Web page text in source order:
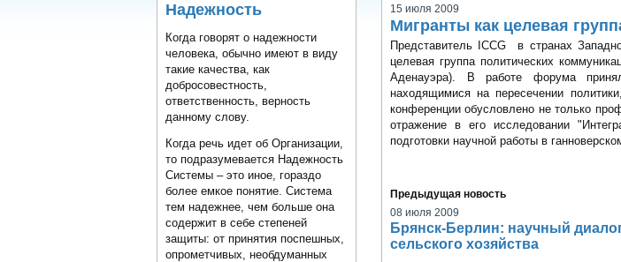
Надежность
Когда говорят о надежности
человека, обычно имеют в виду
такие качества, как
добросовестность,
ответственность, верность
данному слову.
Когда речь идет об Организации,
то подразумевается Надежность
Системы – это иное, гораздо
более емкое понятие. Система
тем надежнее, чем больше она
содержит в себе степеней
защиты: от принятия поспешных,
опрометчивых, необдуманных
15 июля 2009
Мигранты как целевая
Представитель ICCG в странах
целевая группа политических
Аденауэра). В работе форума
находящимися на пересечении
конференции обусловлено не только
отражение в его исследовании
подготовки научной работы в
Предыдущая новость
08 июля 2009
Брянск-Берлин: научный
сельского хозяйства